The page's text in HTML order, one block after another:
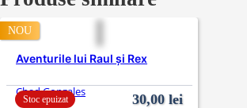
NOU
Aventurile lui Raul și Rex
Chad Gonzales
Stoc epuizat 30,00 lei